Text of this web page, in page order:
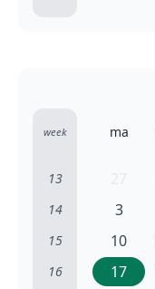
week ma
13
14 3
15 10
16 17